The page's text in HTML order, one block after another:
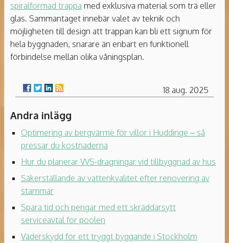
spiralformad trappa med exklusiva material som trä eller
glas. Sammantaget innebär valet av teknik och
möjligheten till design att trappan kan bli ett signum för
hela byggnaden, snarare än enbart en funktionell
förbindelse mellan olika våningsplan.
18 aug. 2025
Andra inlägg
Optimering av bergvärme för villor i Huddinge – så
pressar du kostnaderna
Hur du planerar VVS-dragningar vid tillbyggnad av hus
Säkerställande av vattenkvalitet efter renovering av
stammar
Spara tid och pengar med ett skräddarsytt
serviceavtal för poolen
Väderskydd för ett tryggt byggande i Stockholm